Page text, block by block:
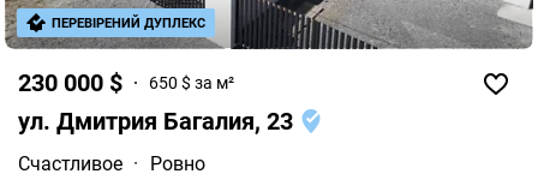
230 000 $ 650 $ за м²
ул. Дмитрия Багалия, 23
Счастливое ·
Ровно
ПЕРЕВІРЕНИЙ ДУПЛЕКС